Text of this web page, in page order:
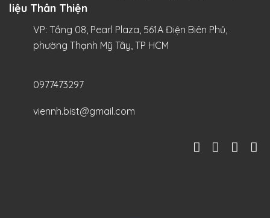
liệu Thân Thiện
VP: Tầng 08, Pearl Plaza, 561A Điện Biên Phủ,
phường Thạnh Mỹ Tây, TP HCM
0977473297
viennh.bist@gmail.com